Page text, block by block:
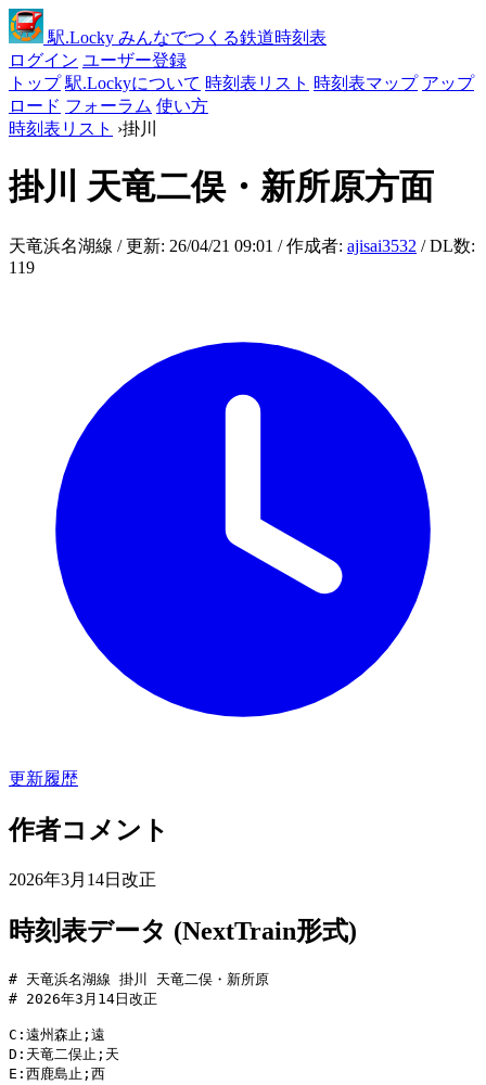
駅.Locky みんなでつくる鉄道時刻表
ログイン ユーザー登録
トップ 駅.Lockyについて 時刻表リスト 時刻表マップ アップ
ロード フォーラム 使い方
時刻表リスト ›掛川
掛川 天竜二俣・新所原方面
天竜浜名湖線 / 更新: 26/04/21 09:01 / 作成者: ajisai3532 / DL数:
119
更新履歴
作者コメント
2026年3月14日改正
時刻表データ (NextTrain形式)
# 天竜浜名湖線 掛川 天竜二俣・新所原
# 2026年3月14日改正
C:遠州森止;遠
D:天竜二俣止;天
E:西鹿島止;西